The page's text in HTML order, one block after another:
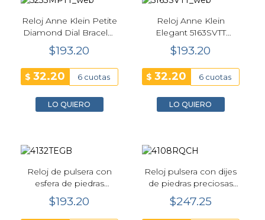
Reloj Anne Klein Petite
Diamond Dial Bracelet
20 mm Plateado
$193.20
$32.20 6 cuotas
LO QUIERO
Reloj Anne Klein
Elegant 5163SVTT
Hidden Crystal 23 mm
Bicolor
$193.20
$32.20 6 cuotas
LO QUIERO
Reloj de pulsera con
esfera de piedras
preciosas para mujer
Anne Klein - 4132TEGB
$193.20
Reloj pulsera con dijes
de piedras preciosas
para mujer Anne Klein -
4108RQCH
$247.25